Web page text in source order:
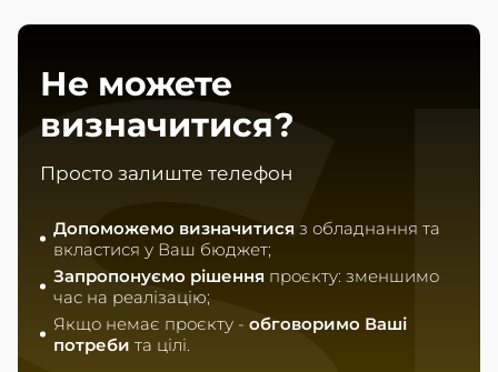
Не можете
визначитися?
Просто залиште телефон
Допоможемо визначитися з обладнання та
вкластися у Ваш бюджет;
Запропонуємо рішення проєкту: зменшимо
час на реалізацію;
Якщо немає проєкту - обговоримо Ваші
потреби та цілі.